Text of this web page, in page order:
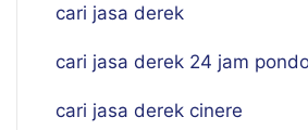
cari jasa derek
cari jasa derek 24 jam
cari jasa derek cinere